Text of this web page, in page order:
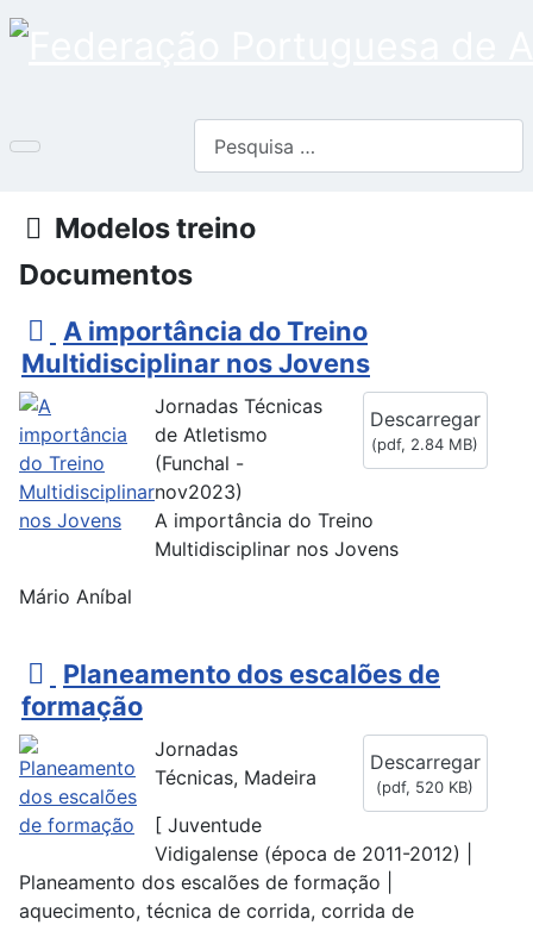
Pasta
Modelos treino
Documentos
p
d
A importância do Treino
Multidisciplinar nos Jovens
Descarregar
(pdf, 2.84 MB)
Jornadas Técnicas
de Atletismo
(Funchal -
nov2023)
A importância do Treino
Multidisciplinar nos Jovens
Mário Aníbal
p
d
Planeamento dos escalões de
formação
Descarregar
(pdf, 520 KB)
Jornadas
Técnicas, Madeira
[ Juventude
Vidigalense (época de 2011-2012) |
Planeamento dos escalões de formação |
aquecimento, técnica de corrida, corrida de